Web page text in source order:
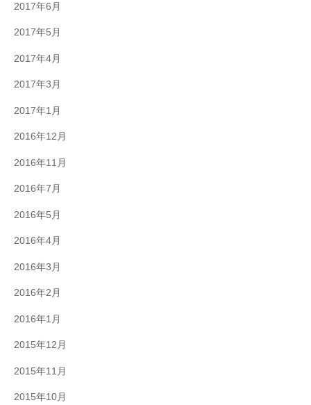
2017年6月
2017年5月
2017年4月
2017年3月
2017年1月
2016年12月
2016年11月
2016年7月
2016年5月
2016年4月
2016年3月
2016年2月
2016年1月
2015年12月
2015年11月
2015年10月